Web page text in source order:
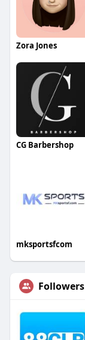
Zora Jones
CG Barbershop
mksportsfcom
Followers